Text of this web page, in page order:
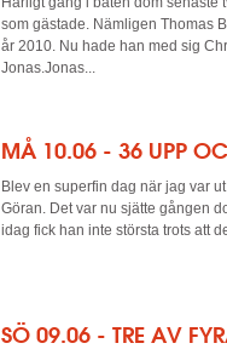
som gästade. Nämligen Thomas
år 2010. Nu hade han med sig
Jonas.Jonas...
MÅ 10.06 - 36 UPP
Blev en superfin dag när jag var
Göran. Det var nu sjätte gången
idag fick han inte största trots att
SÖ 09.06 - TRE AV